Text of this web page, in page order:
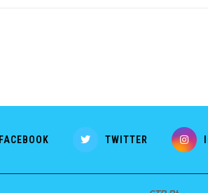
FACEBOOK TWITTER